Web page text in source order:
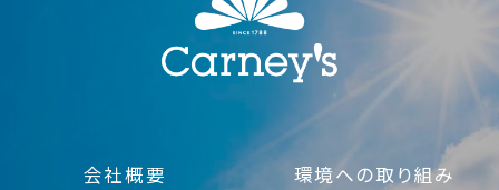
会社概要
環境への取り組み